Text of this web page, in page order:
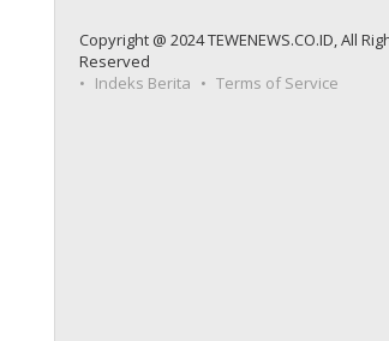
Copyright @ 2024 TEWENEWS.CO.ID, All
Reserved
Indeks Berita
Terms of Service